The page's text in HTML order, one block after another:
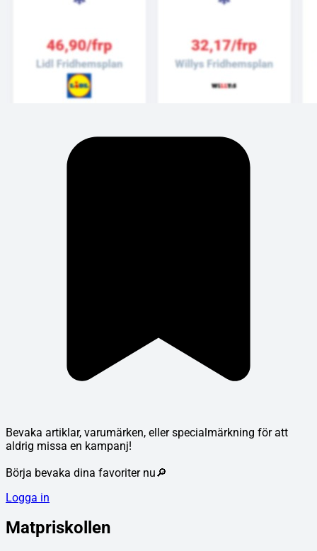
Bevaka artiklar, varumärken, eller specialmärkning för att
aldrig missa en kampanj!
Börja bevaka dina favoriter nu🔎
Logga in
Matpriskollen